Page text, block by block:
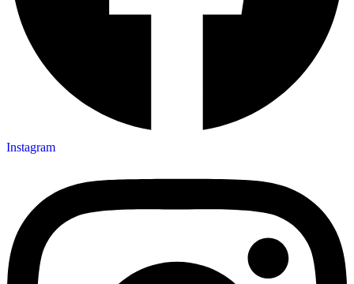
Instagram